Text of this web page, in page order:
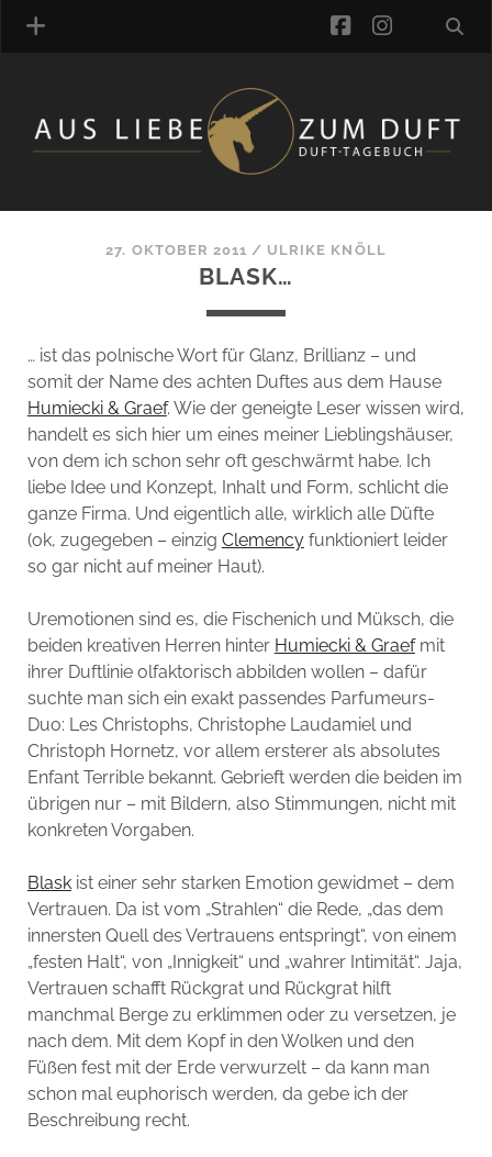
MANUFAKTUREN
DUFTNOTEN
SCHLAGWORTE
LINK-SAMMLUNG
ARTIKEL-ARCHIV
ONLINE-SHOP
DAS ALZD-TEAM
facebook
27. OKTOBER 2011 / ULRIKE KNÖLL
BLASK…
… ist das polnische Wort für Glanz, Brillianz – und
somit der Name des achten Duftes aus dem Hause
Humiecki & Graef. Wie der geneigte Leser wissen wird,
handelt es sich hier um eines meiner Lieblingshäuser,
von dem ich schon sehr oft geschwärmt habe. Ich
liebe Idee und Konzept, Inhalt und Form, schlicht die
ganze Firma. Und eigentlich alle, wirklich alle Düfte
(ok, zugegeben – einzig Clemencyfunktioniert leider
so gar nicht auf meiner Haut).
Uremotionen sind es, die Fischenich und Müksch, die
beiden kreativen Herren hinter Humiecki & Graefmit
ihrer Duftlinie olfaktorisch abbilden wollen – dafür
suchte man sich ein exakt passendes Parfumeurs-
Duo: Les Christophs, Christophe Laudamiel und
Christoph Hornetz, vor allem ersterer als absolutes
Enfant Terrible bekannt. Gebrieft werden die beiden im
übrigen nur – mit Bildern, also Stimmungen, nicht mit
konkreten Vorgaben.
Blaskist einer sehr starken Emotion gewidmet – dem
Vertrauen. Da ist vom „Strahlen“ die Rede, „das dem
innersten Quell des Vertrauens entspringt“, von einem
„festen Halt“, von „Innigkeit“ und „wahrer Intimität“. Jaja,
Vertrauen schafft Rückgrat und Rückgrat hilft
manchmal Berge zu erklimmen oder zu versetzen, je
nach dem. Mit dem Kopf in den Wolken und den
Füßen fest mit der Erde verwurzelt – da kann man
schon mal euphorisch werden, da gebe ich der
Beschreibung recht.